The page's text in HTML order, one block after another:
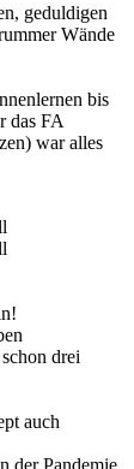
geduldigen
Wände
bis
das FA
war alles
drei
auch
der Pandemie,